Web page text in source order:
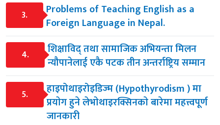
3.
Problems of Teaching English as a
Foreign Language in Nepal.
4.
शिक्षाविद् तथा सामाजिक अभियन्ता मिलन
न्यौपानेलाई एकै पटक तीन अन्तर्राष्ट्रिय सम्मान
5.
हाइपोथाइरोइडिज्म (Hypothyrodism ) मा
प्रयाेग हुने लेभाेथाइरक्सिनकाे बारेमा महत्त्वपूर्ण
जानकारी